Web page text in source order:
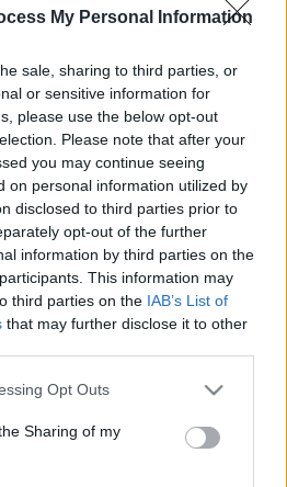
My Personal Information
sale, sharing to third parties, or
or sensitive information for
please use the below opt-out
Please note that after your
you may continue seeing
on personal information utilized by
disclosed to third parties prior to
opt-out of the further
information by third parties on the
This information may
third parties on the IAB’s List of
that may further disclose it to other
app uses one or more Google
usage behaviour. You may click to
and its third-party tags to
purposes in below Google
Opt Outs
Sharing of my
nem mernek
pedig
nő tudná